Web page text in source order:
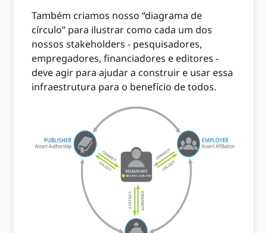
Também criamos nosso “diagrama de
círculo” para ilustrar como cada um dos
nossos stakeholders - pesquisadores,
empregadores, financiadores e editores -
deve agir para ajudar a construir e usar essa
infraestrutura para o benefício de todos.